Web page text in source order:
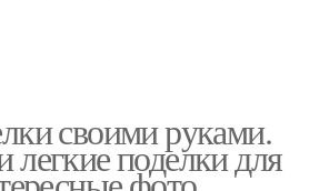
своими руками.
поделки для